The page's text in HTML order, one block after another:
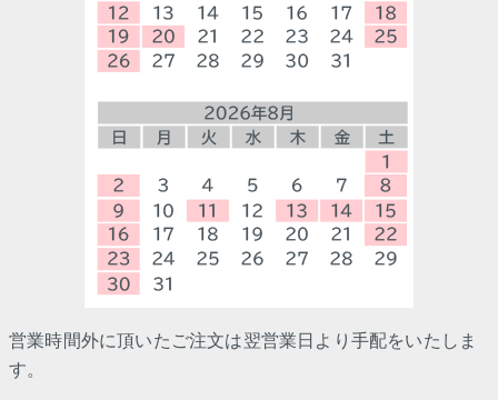
営業時間外に頂いたご注文は翌営業日より手配をいたしま
す。